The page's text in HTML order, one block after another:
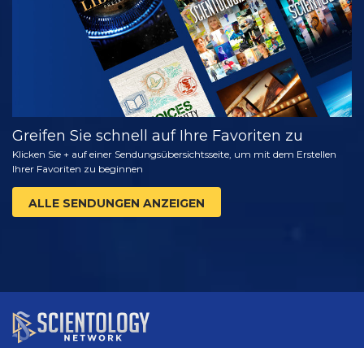
Greifen Sie schnell auf Ihre Favoriten zu
Klicken Sie + auf einer Sendungsübersichtsseite, um mit dem Erstellen
Ihrer Favoriten zu beginnen
ALLE SENDUNGEN ANZEIGEN